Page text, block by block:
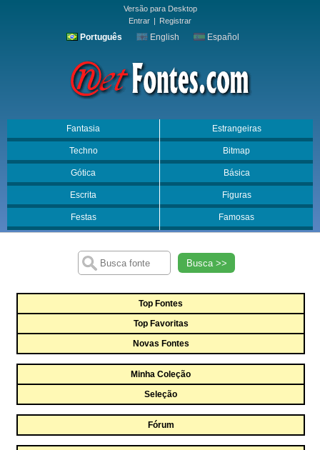
Versão para Desktop
Entrar | Registrar
Português English Español
Fantasia Estrangeiras
Techno Bitmap
Gótica Básica
Escrita Figuras
Festas Famosas
Busca >>
Top Fontes
Top Favoritas
Novas Fontes
Minha Coleção
Seleção
Fórum